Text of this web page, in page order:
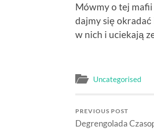
Mówmy o tej
dajmy się
w nich i uciekają
Uncategorised
PREVIOUS POST
Degrengolada